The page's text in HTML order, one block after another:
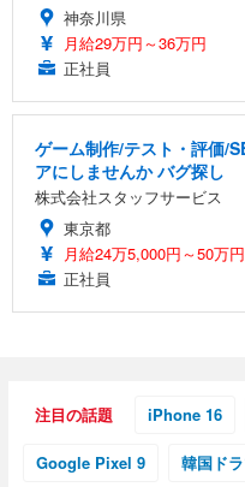
神奈川県
月給29万円～36万円
正社員
ゲーム制作/テスト・評価/
アにしませんか バグ探し
株式会社スタッフサービス
東京都
月給24万5,000円～50万円
正社員
注目の話題 iPhone 16
Google Pixel 9 韓国ド